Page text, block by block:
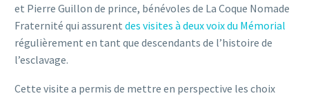
et Pierre Guillon de prince, bénévoles de La Coque Nomade
Fraternité qui assurent des visites à deux voix du Mémorial
régulièrement en tant que descendants de l’histoire de
l’esclavage.
Cette visite a permis de mettre en perspective les choix